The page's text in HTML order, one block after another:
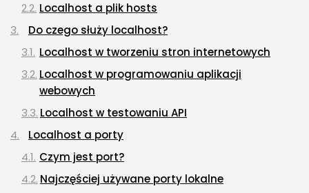
Localhost a plik hosts
Do czego służy localhost?
Localhost w tworzeniu stron internetowych
Localhost w programowaniu aplikacji
webowych
Localhost w testowaniu API
Localhost a porty
Czym jest port?
Najczęściej używane porty lokalne